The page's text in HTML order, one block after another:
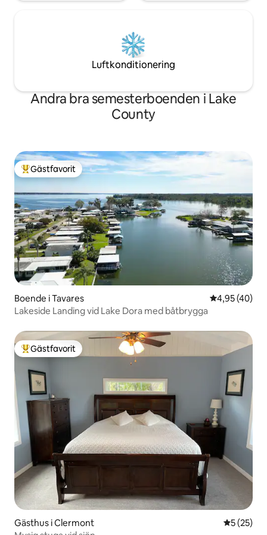
Luftkonditionering
Andra bra semesterboenden i Lake
County
Populär gästfavorit
Gästfavorit
Boende i Tavares 4,95 av 5 i
4,95 (40)
Lakeside Landing vid Lake Dora med båtbrygga
Populär gästfavorit
Gästfavorit
Gästhus i Clermont 5 av 5 i
5 (25)